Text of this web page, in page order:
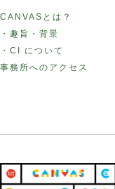
CANVASとは？
・趣旨・背景
・CI について
事務所へのアクセス